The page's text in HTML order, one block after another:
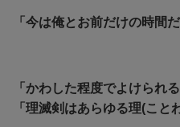
「今は俺とお前だけの時間だ
「かわした程度でよけられ
「理滅剣はあらゆる理(こと